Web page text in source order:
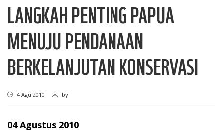
LANGKAH PENTING PAPUA
MENUJU PENDANAAN
BERKELANJUTAN KONSERVASI
4 Agu 2010 by
04 Agustus 2010